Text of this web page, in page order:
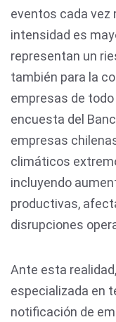
eventos cada vez
intensidad es
representan un
también para la
empresas de
encuesta del
empresas
climáticos
incluyendo
productivas,
disrupciones
Ante esta realidad,
especializada en
notificación de